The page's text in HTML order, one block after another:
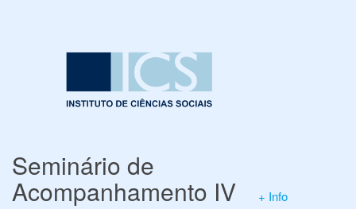
Seminário de
Acompanhamento IV + Info